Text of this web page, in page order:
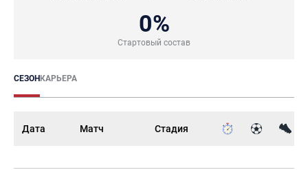
0%
Стартовый состав
СЕЗОНКАРЬЕРА
Дата Матч Стадия